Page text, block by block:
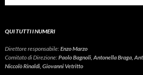
QUI TUTTI I NUMERI
Direttore responsabile:Enzo Marzo
Comitato di Direzione:Paolo Bagnoli, Antonella Braga,
Niccolò Rinaldi, Giovanni Vetritto